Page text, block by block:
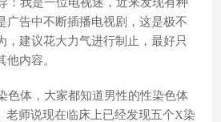
广告中不断插播电视剧，这是极不
，建议花大力气进行制止，最好只
内容。
色体，大家都知道男性的性染色体
老师说现在临床上已经发现五个X染